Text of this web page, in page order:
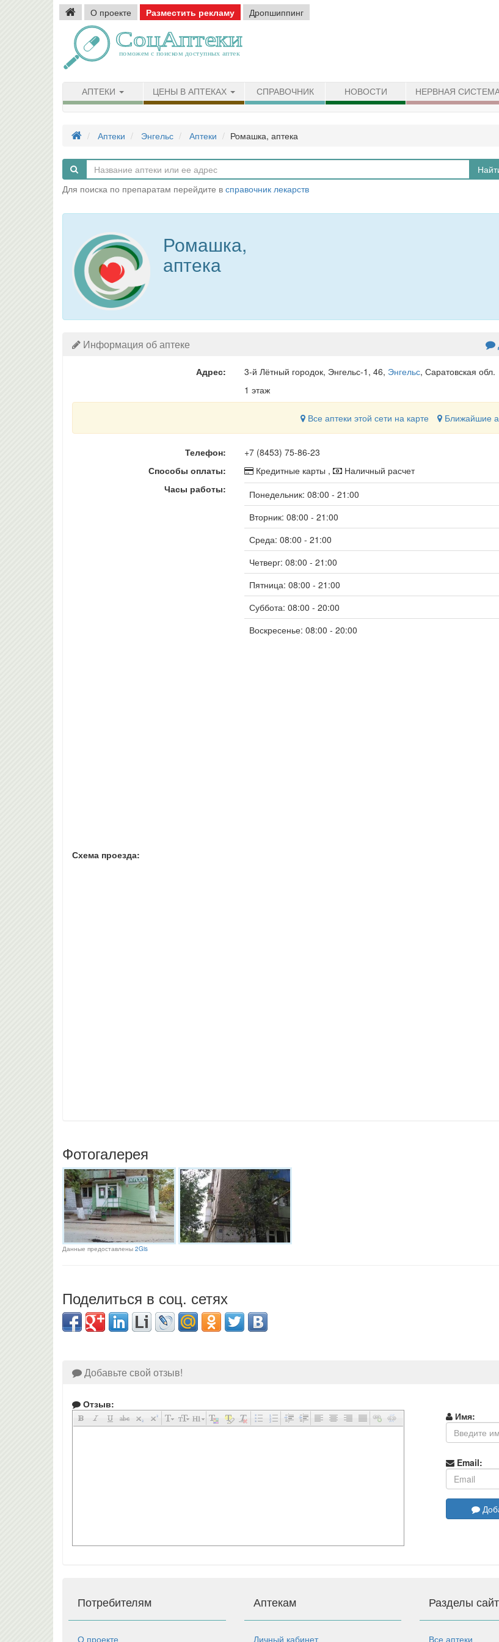
О проекте Разместить рекламу Дропшиппинг
АПТЕКИ ЦЕНЫ В АПТЕКАХ СПРАВОЧНИК НОВОСТИ НЕРВНАЯ
Аптеки Энгельс Аптеки Ромашка, аптека
Для поиска по препаратам перейдите в справочник лекарств
Ромашка,
аптека
Информация об аптеке
Адрес: 3-й Лётный городок, Энгельс-1, 46, Энгельс, Саратовская обл.
1 этаж
Все аптеки этой сети на карте Ближайшие
Телефон:
+7 (8453) 75-86-23
Способы оплаты:
Кредитные карты ,
Наличный расчет
Часы работы:
Понедельник: 08:00 - 21:00
Вторник: 08:00 - 21:00
Среда: 08:00 - 21:00
Четверг: 08:00 - 21:00
Пятница: 08:00 - 21:00
Суббота: 08:00 - 20:00
Воскресенье: 08:00 - 20:00
Схема проезда:
Фотогалерея
Данные предоставлены 2Gis
Поделиться в соц. сетях
Добавьте свой отзыв!
Отзыв:
Имя:
Email:
Потребителям
О проекте
Аптекам
Личный кабинет
Разделы
Все аптеки